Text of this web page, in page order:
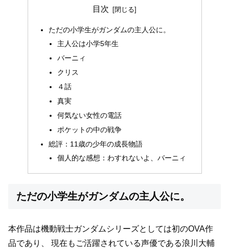
目次
ただの小学生がガンダムの主人公に。
主人公は小学5年生
バーニィ
クリス
４話
真実
何気ない女性の電話
ポケットの中の戦争
総評：11歳の少年の成長物語
個人的な感想：わすれないよ、バーニィ
ただの小学生がガンダムの主人公に。
本作品は機動戦士ガンダムシリーズとしては初のOVA作
品であり、
現在もご活躍されている声優である浪川大輔